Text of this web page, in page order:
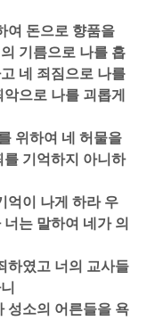
여 돈으로 향품을
기름으로 나를 흡
네 죄짐으로 나를
으로 나를 괴롭게
위하여 네 허물을
기억하지 아니하
억이 나게 하라 우
는 말하여 네가 의
하였고 너의 교사들
성소의 어른들을 욕